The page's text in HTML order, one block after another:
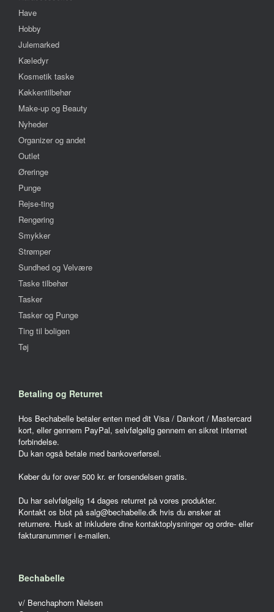
Have
Hobby
Julemarked
Kæledyr
Kosmetik taske
Køkkentilbehør
Make-up og Beauty
Nyheder
Organizer og andet
Outlet
Øreringe
Punge
Rejse-ting
Rengøring
Smykker
Strømper
Sundhed og Velvære
Taske tilbehør
Tasker
Tasker og Punge
Ting til boligen
Tøj
Betaling og Returret
Hos Bechabelle betaler enten med dit Visa / Dankort / Mastercard
kort, eller gennem PayPal, selvfølgelig gennem en sikret internet
forbindelse.
Du kan også betale med bankoverførsel.
Køber du for over 500 kr. er forsendelsen gratis.
Du har selvfølgelig 14 dages returret på vores produkter.
Kontakt os blot på salg@bechabelle.dk hvis du ønsker at
returnere. Husk at inkludere dine kontaktoplysninger og ordre- eller
fakturanummer i e-mailen.
Bechabelle
v/ Benchaphorn Nielsen